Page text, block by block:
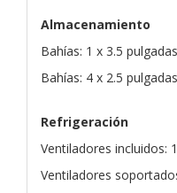
Almacenamiento
Bahías: 1 x 3.5
Bahías: 4 x 2.5
Refrigeración
Ventiladores incluidos:
Ventiladores